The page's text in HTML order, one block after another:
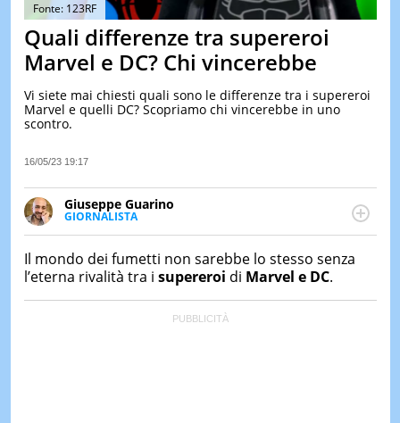
TEST
LE
DI
IERI
Fonte: 123RF
Quali differenze tra supereroi
Marvel e DC? Chi vincerebbe
Vi siete mai chiesti quali sono le differenze tra i supereroi
Marvel e quelli DC? Scopriamo chi vincerebbe in uno
scontro.
16/05/23 19:17
Giuseppe Guarino
GIORNALISTA
Ph(D) in Diritto Comparato e processi di
particolare sulla Storia contemporanea di America
Latina e Spagna. Collabora con numerose testate ed
è presidente dell'Associazione Culturale "La
Biblioteca del Sannio".
Il mondo dei fumetti non sarebbe lo stesso senza
l’eterna rivalità tra i supereroi di Marvel e DC.